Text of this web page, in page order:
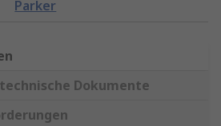
Parker
Dokumente